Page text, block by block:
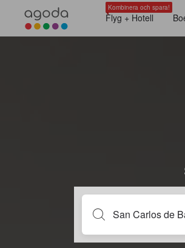
Kombinera och spara!
Flyg + Hotell